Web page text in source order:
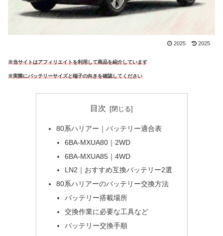
2025 2025
※当サイトはアフィリエイトを利用して商品を紹介しています
※実際にバッテリーサイズと端子の向きを確認してください
目次
80系ハリアー｜バッテリー適合表
6BA-MXUA80｜2WD
6BA-MXUA85｜4WD
LN2｜おすすめ互換バッテリー2選
80系ハリアーのバッテリー交換方法
バッテリー搭載場所
交換作業に必要な工具など
バッテリー交換手順